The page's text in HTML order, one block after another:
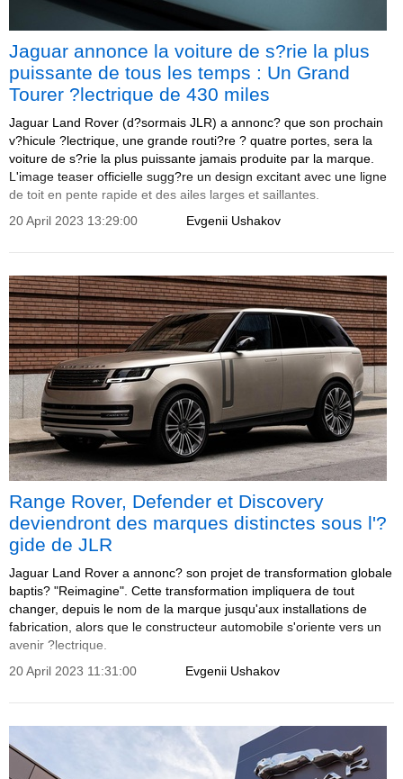
Jaguar annonce la voiture de s?rie la plus
puissante de tous les temps : Un Grand
Tourer ?lectrique de 430 miles
Jaguar Land Rover (d?sormais JLR) a annonc? que son prochain
v?hicule ?lectrique, une grande routi?re ? quatre portes, sera la
voiture de s?rie la plus puissante jamais produite par la marque.
L'image teaser officielle sugg?re un design excitant avec une ligne
de toit en pente rapide et des ailes larges et saillantes.
Evgenii Ushakov
20 April 2023 13:29:00
Range Rover, Defender et Discovery
deviendront des marques distinctes sous l'?
gide de JLR
Jaguar Land Rover a annonc? son projet de transformation globale
baptis? "Reimagine". Cette transformation impliquera de tout
changer, depuis le nom de la marque jusqu'aux installations de
fabrication, alors que le constructeur automobile s'oriente vers un
avenir ?lectrique.
Evgenii Ushakov
20 April 2023 11:31:00